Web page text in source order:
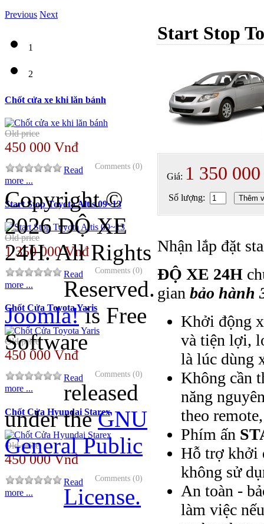
Start Stop
Giá: 1 350
Số lượng: Thêm
Nhận lắp đặt
ĐỘ XE 24H
gian bảo hành
Khởi động
và tiện lợi,
là lúc dùng
Không cần
năng
theo
Phím ấn
Hỗ trợ khởi
không sử
An toàn -
làm việc
Previous Next
1
2
Chốt cửa xe khi lăn bánh
Old price
450 000 Vnđ
Comments (0)
Read
more ...
Start Stop Toyota Altis 09~13
Old price
1 350 000 Vnđ
Comments (0)
Read
more ...
Chốt Cửa Toyota Yaris
Old price
450 000 Vnđ
Comments (0)
Read
more ...
Chốt Cửa Hyundai Starex
Old price
450 000 Vnđ
Comments (0)
Read
more ...
Copyright ©
2026 ĐỘ XE
24H. All Rights
Reserved.
Joomla!is Free
Software
released
under theGNU
General Public
License.